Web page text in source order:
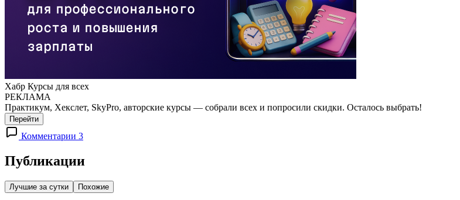
Хабр Курсы для всех
РЕКЛАМА
Практикум, Хекслет, SkyPro, авторские курсы — собрали всех и попросили скидки. Осталось выбрать!
Перейти
Комментарии 3
Публикации
Лучшие за сутки Похожие